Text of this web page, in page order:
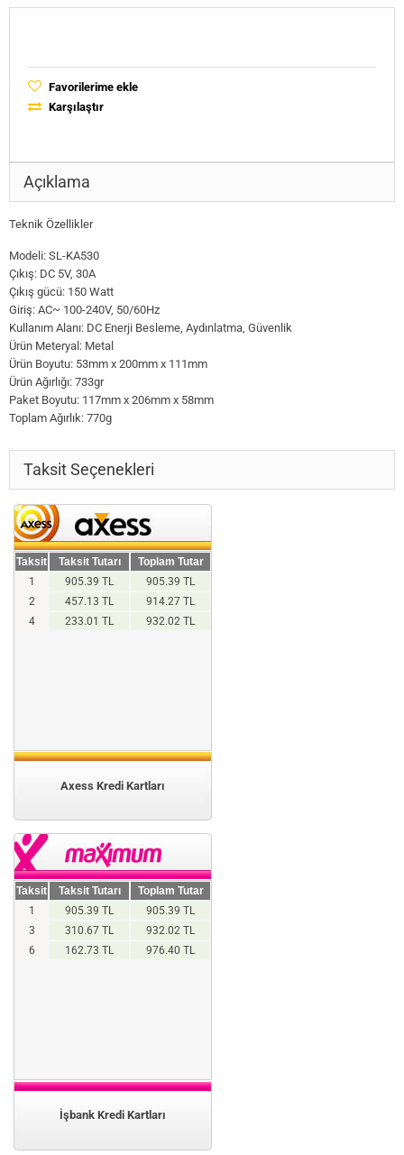
Favorilerime ekle
Karşılaştır
Açıklama
Teknik Özellikler
Modeli: SL-KA530
Çıkış: DC 5V, 30A
Çıkış gücü: 150 Watt
Giriş: AC~ 100-240V, 50/60Hz
Kullanım Alanı: DC Enerji Besleme, Aydınlatma, Güvenlik
Ürün Meteryal: Metal
Ürün Boyutu: 53mm x 200mm x 111mm
Ürün Ağırlığı: 733gr
Paket Boyutu: 117mm x 206mm x 58mm
Toplam Ağırlık: 770g
Taksit Seçenekleri
Taksit Taksit Tutarı
Toplam Tutar
1
905.39 TL
905.39 TL
2
457.13 TL
914.27 TL
4
233.01 TL 932.02 TL
Axess Kredi Kartları
Taksit Taksit Tutarı
Toplam Tutar
1
905.39 TL
905.39 TL
3
310.67 TL
932.02 TL
6
162.73 TL 976.40 TL
İşbank Kredi Kartları